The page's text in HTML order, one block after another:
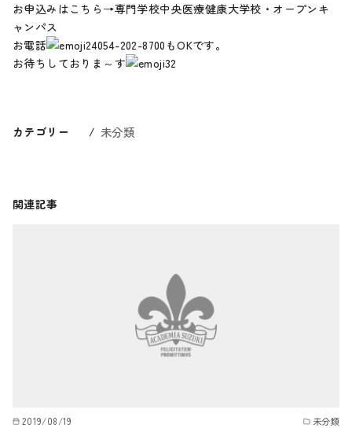
お申込みはこちら→専門学校中央医療健康大学校・オープンキ
ャンパス
お電話
054-202-8700もOKです。
お待ちしておりま～す
カテゴリー 未分類
関連記事
2019/08/19 未分類